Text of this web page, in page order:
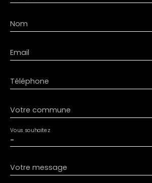
Nom
Email
Téléphone
Votre commune
-
Vous souhaitez
Votre message